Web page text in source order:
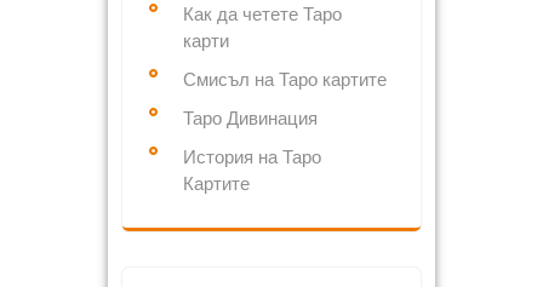
Как да четете Таро
карти
Смисъл на Таро картите
Таро Дивинация
История на Таро
Картите